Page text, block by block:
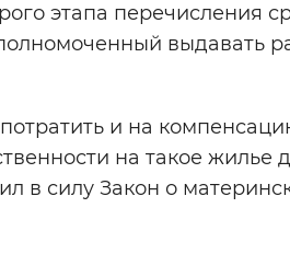
этапа перечисления
выдавать
и на
на такое жилье
в силу Закон о